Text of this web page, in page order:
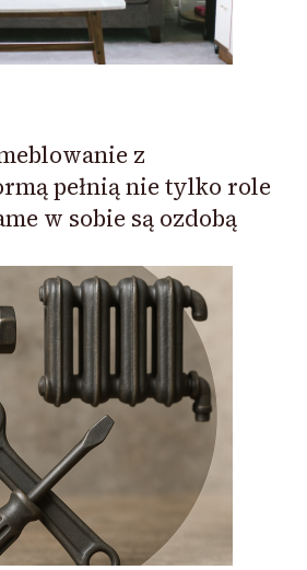
z
pełnią nie tylko role
w sobie są ozdobą